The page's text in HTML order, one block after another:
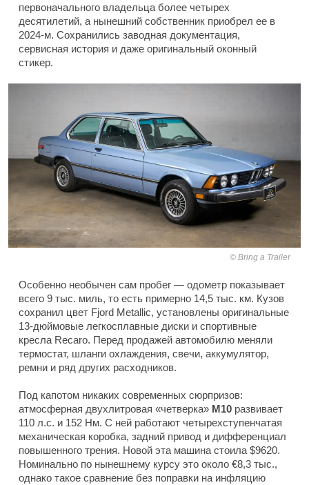
первоначального владельца более четырех
десятилетий, а нынешний собственник приобрел ее в
2024-м. Сохранились заводная документация,
сервисная история и даже оригинальный оконный
стикер.
Bring a Trailer
Особенно необычен сам пробег — одометр показывает
всего 9 тыс. миль, то есть примерно 14,5 тыс. км. Кузов
сохранил цвет Fjord Metallic, установлены оригинальные
13-дюймовые легкосплавные диски и спортивные
кресла Recaro. Перед продажей автомобилю меняли
термостат, шланги охлаждения, свечи, аккумулятор,
ремни и ряд других расходников.
Под капотом никаких современных сюрпризов:
атмосферная двухлитровая «четверка» M10 развивает
110 л.с. и 152 Нм. С ней работают четырехступенчатая
механическая коробка, задний привод и дифференциал
повышенного трения. Новой эта машина стоила $9620.
Номинально по нынешнему курсу это около €8,3 тыс.,
однако такое сравнение без поправки на инфляцию